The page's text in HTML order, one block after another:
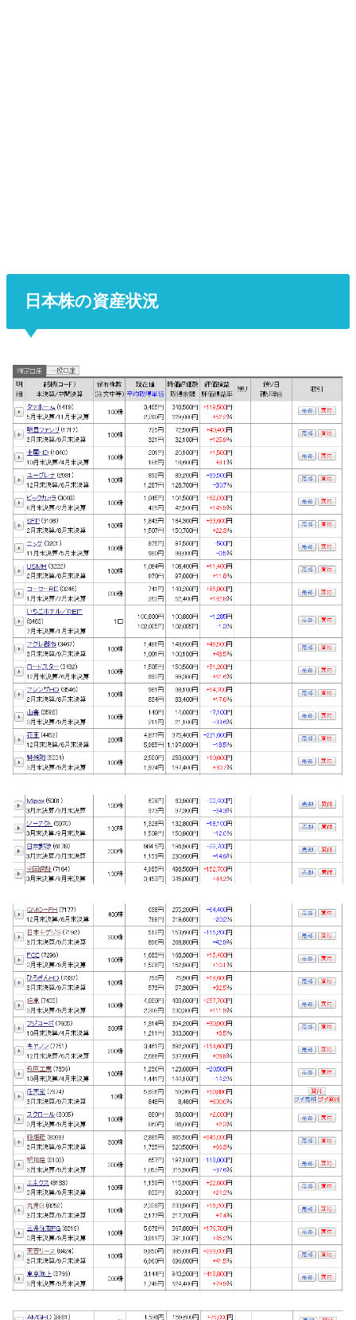
日本株の資産状況